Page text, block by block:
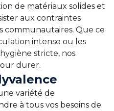
de matériaux solides et
aux contraintes
communautaires. Que ce
intense ou les
stricte, nos
durer.
variété de
à tous vos besoins de